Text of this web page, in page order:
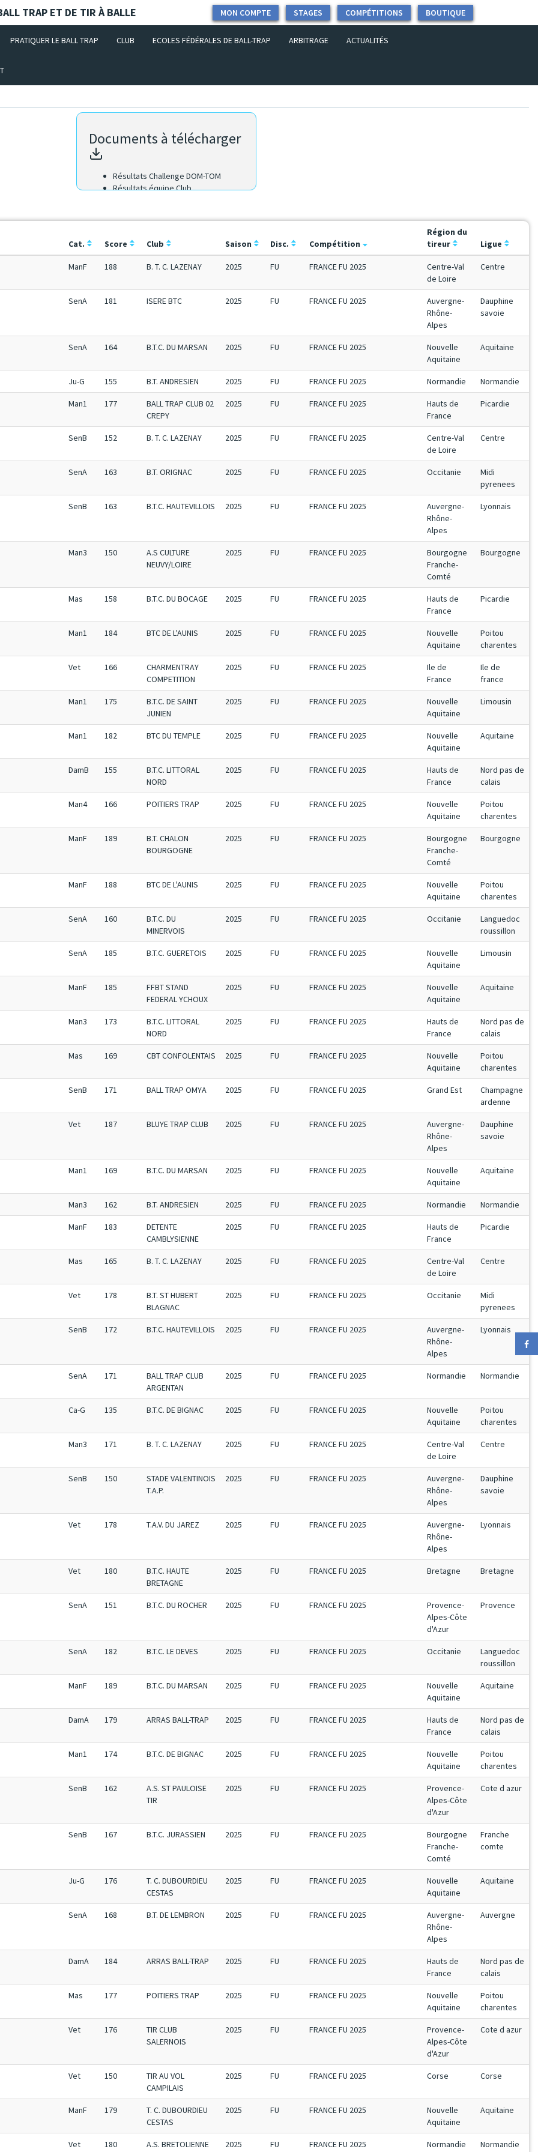
TRAP ET DE TIR À BALLE BOUTIQUE
COMPÉTITIONS
STAGES
MON COMPTE
PRATIQUER LE BALL TRAP CLUB ECOLES FÉDÉRALES DE BALL-TRAP ARBITRAGE ACTUALITÉS
Documents à télécharger
Résultats Challenge DOM-TOM
Résultats équipe Club
Cat. Score Club Saison Disc. Compétition
Région du
tireur
Ligue
ManF 188 B. T. C. LAZENAY 2025 FU FRANCE FU 2025
Centre-Val
de Loire
Centre
SenA 181 ISERE BTC 2025 FU FRANCE FU 2025
Auvergne-
Rhône-
Alpes
Dauphine
savoie
SenA 164 B.T.C. DU MARSAN 2025 FU FRANCE FU 2025
Nouvelle
Aquitaine
Aquitaine
Ju-G 155 B.T. ANDRESIEN 2025 FU FRANCE FU 2025 Normandie Normandie
Man1 177
BALL TRAP CLUB 02
CREPY
2025 FU FRANCE FU 2025
Hauts de
France
Picardie
SenB 152 B. T. C. LAZENAY 2025 FU FRANCE FU 2025
Centre-Val
de Loire
Centre
SenA 163 B.T. ORIGNAC 2025 FU FRANCE FU 2025 Occitanie
Midi
pyrenees
SenB 163 B.T.C. HAUTEVILLOIS 2025 FU FRANCE FU 2025
Auvergne-
Rhône-
Alpes
Lyonnais
Man3 150
A.S CULTURE
NEUVY/LOIRE
2025 FU FRANCE FU 2025
Bourgogne
Franche-
Comté
Bourgogne
Mas 158 B.T.C. DU BOCAGE 2025 FU FRANCE FU 2025
Hauts de
France
Picardie
Man1 184 BTC DE L'AUNIS 2025 FU FRANCE FU 2025
Nouvelle
Aquitaine
Poitou
charentes
Vet 166
CHARMENTRAY
COMPETITION
2025 FU FRANCE FU 2025
Ile de
France
Ile de
france
Man1 175
B.T.C. DE SAINT
JUNIEN
2025 FU FRANCE FU 2025
Nouvelle
Aquitaine
Limousin
Man1 182 BTC DU TEMPLE 2025 FU FRANCE FU 2025
Nouvelle
Aquitaine
Aquitaine
DamB 155
B.T.C. LITTORAL
NORD
2025 FU FRANCE FU 2025
Hauts de
France
Nord pas de
calais
Man4 166 POITIERS TRAP 2025 FU FRANCE FU 2025
Nouvelle
Aquitaine
Poitou
charentes
ManF 189
B.T. CHALON
BOURGOGNE
2025 FU FRANCE FU 2025
Bourgogne
Franche-
Comté
Bourgogne
ManF 188 BTC DE L'AUNIS 2025 FU FRANCE FU 2025
Nouvelle
Aquitaine
Poitou
charentes
SenA 160
B.T.C. DU
MINERVOIS
2025 FU FRANCE FU 2025 Occitanie
Languedoc
roussillon
SenA 185 B.T.C. GUERETOIS 2025 FU FRANCE FU 2025
Nouvelle
Aquitaine
Limousin
ManF 185
FFBT STAND
FEDERAL YCHOUX
2025 FU FRANCE FU 2025
Nouvelle
Aquitaine
Aquitaine
Man3 173
B.T.C. LITTORAL
NORD
2025 FU FRANCE FU 2025
Hauts de
France
Nord pas de
calais
Mas 169 CBT CONFOLENTAIS 2025 FU FRANCE FU 2025
Nouvelle
Aquitaine
Poitou
charentes
SenB 171 BALL TRAP OMYA 2025 FU FRANCE FU 2025 Grand Est
Champagne
ardenne
Vet 187 BLUYE TRAP CLUB 2025 FU FRANCE FU 2025
Auvergne-
Rhône-
Alpes
Dauphine
savoie
Man1 169 B.T.C. DU MARSAN 2025 FU FRANCE FU 2025
Nouvelle
Aquitaine
Aquitaine
Man3 162 B.T. ANDRESIEN 2025 FU FRANCE FU 2025 Normandie Normandie
ManF 183
DETENTE
CAMBLYSIENNE
2025 FU FRANCE FU 2025
Hauts de
France
Picardie
Mas 165 B. T. C. LAZENAY 2025 FU FRANCE FU 2025
Centre-Val
de Loire
Centre
Vet 178
B.T. ST HUBERT
BLAGNAC
2025 FU FRANCE FU 2025 Occitanie
Midi
pyrenees
SenB 172 B.T.C. HAUTEVILLOIS 2025 FU FRANCE FU 2025
Auvergne-
Rhône-
Alpes
Lyonnais
SenA 171
BALL TRAP CLUB
ARGENTAN
2025 FU FRANCE FU 2025 Normandie Normandie
Ca-G 135 B.T.C. DE BIGNAC 2025 FU FRANCE FU 2025
Nouvelle
Aquitaine
Poitou
charentes
Man3 171 B. T. C. LAZENAY 2025 FU FRANCE FU 2025
Centre-Val
de Loire
Centre
SenB 150
STADE VALENTINOIS
T.A.P.
2025 FU FRANCE FU 2025
Auvergne-
Rhône-
Alpes
Dauphine
savoie
Vet 178 T.A.V. DU JAREZ 2025 FU FRANCE FU 2025
Auvergne-
Rhône-
Alpes
Lyonnais
Vet 180
B.T.C. HAUTE
BRETAGNE
2025 FU FRANCE FU 2025 Bretagne Bretagne
SenA 151 B.T.C. DU ROCHER 2025 FU FRANCE FU 2025
Provence-
Alpes-Côte
d'Azur
Provence
SenA 182 B.T.C. LE DEVES 2025 FU FRANCE FU 2025 Occitanie
Languedoc
roussillon
ManF 189 B.T.C. DU MARSAN 2025 FU FRANCE FU 2025
Nouvelle
Aquitaine
Aquitaine
DamA 179 ARRAS BALL-TRAP 2025 FU FRANCE FU 2025
Hauts de
France
Nord pas de
calais
Man1 174 B.T.C. DE BIGNAC 2025 FU FRANCE FU 2025
Nouvelle
Aquitaine
Poitou
charentes
SenB 162
A.S. ST PAULOISE
TIR
2025 FU FRANCE FU 2025
Provence-
Alpes-Côte
d'Azur
Cote d azur
SenB 167 B.T.C. JURASSIEN 2025 FU FRANCE FU 2025
Bourgogne
Franche-
Comté
Franche
comte
Ju-G 176
T. C. DUBOURDIEU
CESTAS
2025 FU FRANCE FU 2025
Nouvelle
Aquitaine
Aquitaine
SenA 168 B.T. DE LEMBRON 2025 FU FRANCE FU 2025
Auvergne-
Rhône-
Alpes
Auvergne
DamA 184 ARRAS BALL-TRAP 2025 FU FRANCE FU 2025
Hauts de
France
Nord pas de
calais
Mas 177 POITIERS TRAP 2025 FU FRANCE FU 2025
Nouvelle
Aquitaine
Poitou
charentes
Vet 176
TIR CLUB
SALERNOIS
2025 FU FRANCE FU 2025
Provence-
Alpes-Côte
d'Azur
Cote d azur
Vet 150
TIR AU VOL
CAMPILAIS
2025 FU FRANCE FU 2025 Corse Corse
ManF 179
T. C. DUBOURDIEU
CESTAS
2025 FU FRANCE FU 2025
Nouvelle
Aquitaine
Aquitaine
Vet 180 A.S. BRETOLIENNE 2025 FU FRANCE FU 2025 Normandie Normandie